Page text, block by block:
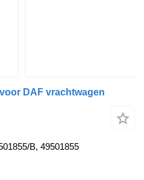
DAF vrachtwagen
B, 49501855